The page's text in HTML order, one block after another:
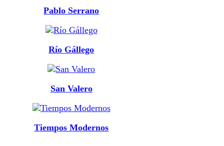
Pablo Serrano
Río Gállego
San Valero
Tiempos Modernos